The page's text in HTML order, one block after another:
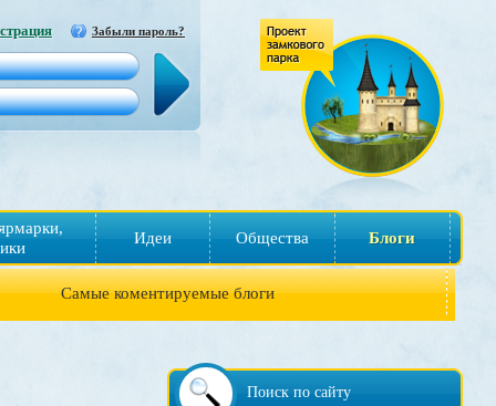
Забыли пароль?
Идеи Общества Блоги
Самые коментируемые блоги
Поиск по сайту